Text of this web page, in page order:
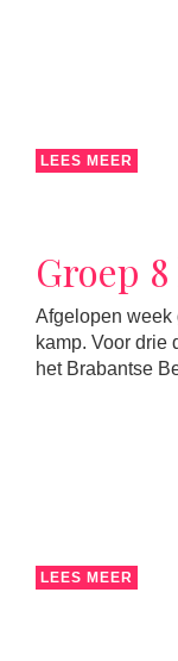
LEES MEER
Groep
Afgelopen week
kamp. Voor drie
het Brabantse
LEES MEER